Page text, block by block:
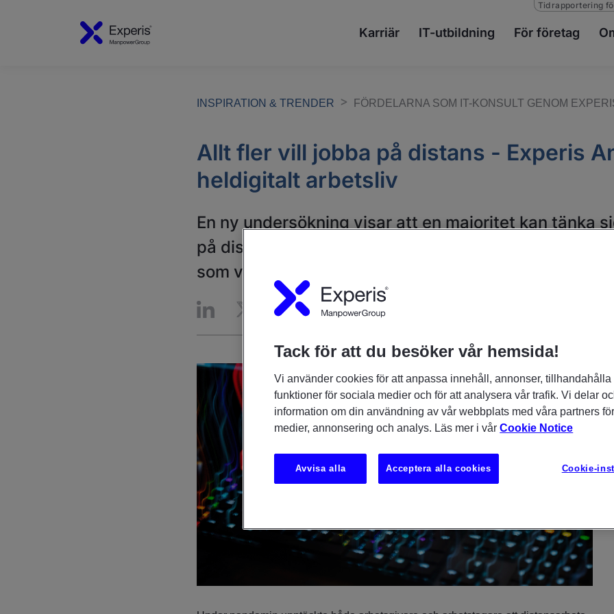
Karriär IT-utbildning För företag
Tidrapportering
INSPIRATION & TRENDER FÖRDELARNA SOM IT-KONSULT GENOM
Allt fler vill jobba på distans - Experis
heldigitalt arbetsliv
En ny undersökning visar att en majoritet kan tänka
på distans. Experis Anyshore möjliggör just detta -
som vill ha mer frihet. Här är fördelarna med att
Tack för att du besöker vår hemsida!
Vi använder cookies för att anpassa innehåll, annonser, tillhandahålla
funktioner för sociala medier och för att analysera vår trafik. Vi delar
information om din användning av vår webbplats med våra partners
medier, annonsering och analys. Läs mer i vårCookie Notice
Cookie-
Avvisa alla Acceptera alla cookies